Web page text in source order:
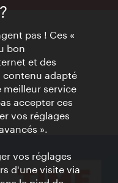
pas ! Ces «
bon
et des
contenu adapté
meilleur service
accepter ces
vos réglages
».
vos réglages
d'une visite via